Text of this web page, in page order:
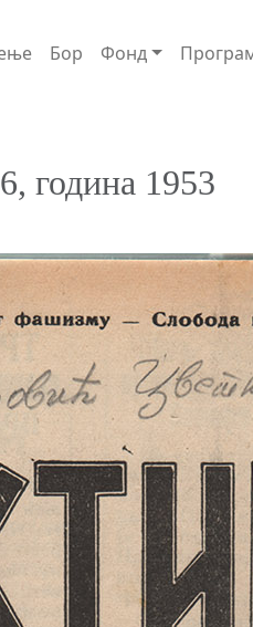
Бор Фонд
година 1953